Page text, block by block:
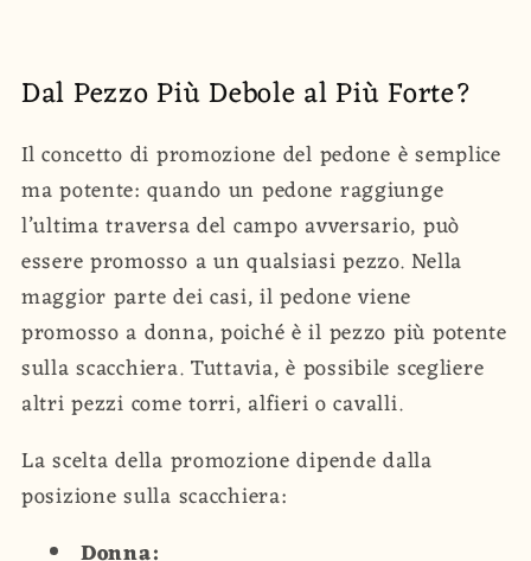
Dal Pezzo Più Debole al Più Forte?
Il concetto di promozione del pedone è semplice
ma potente: quando un pedone raggiunge
l’ultima traversa del campo avversario, può
essere promosso a un qualsiasi pezzo. Nella
maggior parte dei casi, il pedone viene
promosso a donna, poiché è il pezzo più potente
sulla scacchiera. Tuttavia, è possibile scegliere
altri pezzi come torri, alfieri o cavalli.
La scelta della promozione dipende dalla
posizione sulla scacchiera: